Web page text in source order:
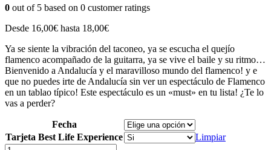
0 out of 5 based on 0 customer ratings
Desde 16,00€ hasta 18,00€
Ya se siente la vibración del taconeo, ya se escucha el quejío
flamenco acompañado de la guitarra, ya se vive el baile y su ritmo…
Bienvenido a Andalucía y el maravilloso mundo del flamenco! y e
que no puedes irte de Andalucía sin ver un espectáculo de Flamenco
en un tablao típico! Este espectáculo es un «must» en tu lista! ¿Te lo
vas a perder?
Fecha
Tarjeta Best Life Experience
Limpiar